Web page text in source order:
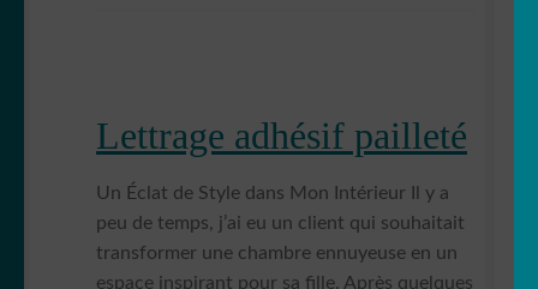
Lettrage adhésif pailleté
Un Éclat de Style dans Mon Intérieur Il y a
peu de temps, j’ai eu un client qui souhaitait
transformer une chambre ennuyeuse en un
espace inspirant pour sa fille. Après quelques